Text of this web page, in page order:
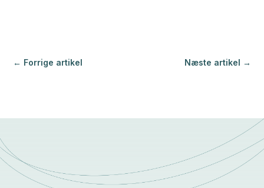
← Forrige artikel Næste artikel →